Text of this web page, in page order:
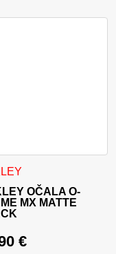
izberete na
OČALA O-
MX MATTE
€